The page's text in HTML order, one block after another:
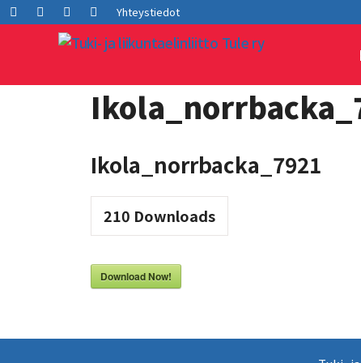
Siirry
sisältöön
FacebookLInkedInInstagramYoutube
Yhteystiedot
Ikola_norrbacka_7921
210 Downloads
Download Now!